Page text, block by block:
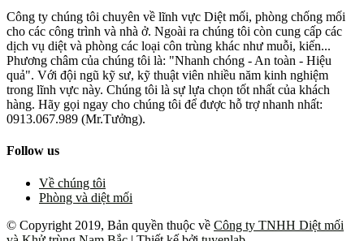
Công ty chúng tôi chuyên về lĩnh vực Diệt mối, phòng chống mối
cho các công trình và nhà ở. Ngoài ra chúng tôi còn cung cấp các
dịch vụ diệt và phòng các loại côn trùng khác như muỗi, kiến...
Phương châm của chúng tôi là: "Nhanh chóng - An toàn - Hiệu
quả". Với đội ngũ kỹ sư, kỹ thuật viên nhiều năm kinh nghiệm
trong lĩnh vực này. Chúng tôi là sự lựa chọn tốt nhất của khách
hàng. Hãy gọi ngay cho chúng tôi để được hỗ trợ nhanh nhất:
0913.067.989 (Mr.Tưởng).
Follow us
Về chúng tôi
Phòng và diệt mối
© Copyright 2019, Bản quyền thuộc về Công ty TNHH Diệt mối